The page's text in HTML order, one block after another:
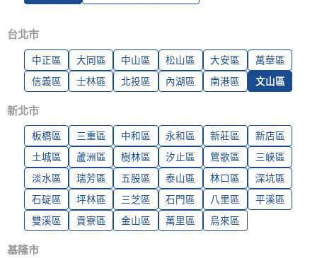
台北市
中正區 大同區 中山區 松山區 大安區
萬華區
信義區
士林區 北投區 內湖區 南港區 文山區
新北市
板橋區 三重區 中和區 永和區 新莊區
新店區
土城區
蘆洲區 樹林區 汐止區 鶯歌區
三峽區
淡水區
瑞芳區 五股區 泰山區 林口區
深坑區
石碇區
坪林區 三芝區 石門區 八里區
平溪區
雙溪區
貢寮區 金山區 萬里區 烏來區
基隆市